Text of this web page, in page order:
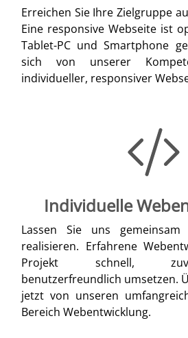
Erreichen Sie Ihre Zielgruppe
Eine responsive Webseite ist
Tablet-PC und Smartphone
sich von unserer
individueller, responsiver
Individuelle
Lassen Sie uns gemeinsam
realisieren. Erfahrene
Projekt schnell,
benutzerfreundlich umsetzen.
jetzt von unseren
Bereich Webentwicklung.